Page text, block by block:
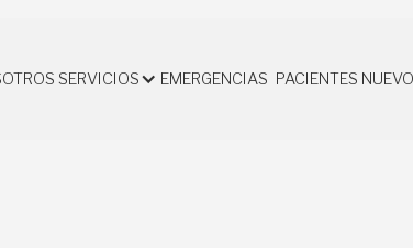
SERVICIOS
EMERGENCIAS PACIENTES